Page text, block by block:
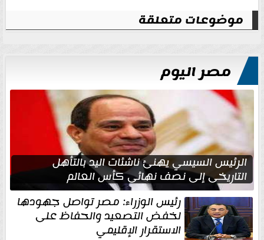
موضوعات متعلقة
مصر اليوم
الرئيس السيسي يهنئ ناشئات اليد بالتأهل
التاريخي إلى نصف نهائي كأس العالم
رئيس الوزراء: مصر تواصل جهودها
لخفض التصعيد والحفاظ على
الاستقرار الإقليمي